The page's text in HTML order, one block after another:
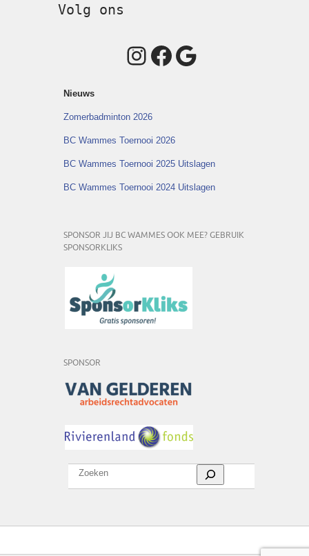
Volg ons
Instagram
Facebook
Google
Nieuws
Zomerbadminton 2026
BC Wammes Toernooi 2026
BC Wammes Toernooi 2025 Uitslagen
BC Wammes Toernooi 2024 Uitslagen
SPONSOR JIJ BC WAMMES OOK MEE? GEBRUIK
SPONSORKLIKS
SPONSOR
Zoeken